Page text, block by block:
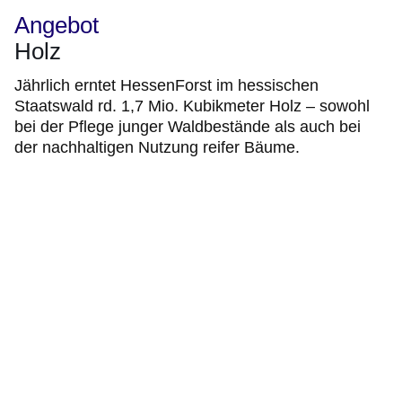
Angebot
Holz
Jährlich erntet HessenForst im hessischen
Staatswald rd. 1,7 Mio. Kubikmeter Holz – sowohl
bei der Pflege junger Waldbestände als auch bei
der nachhaltigen Nutzung reifer Bäume.